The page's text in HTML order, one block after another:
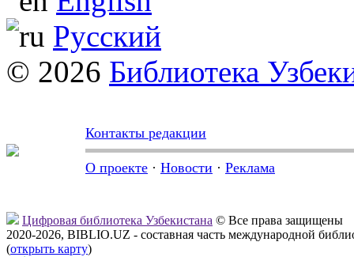
Русский
© 2026 Библиотека
Контакты редакции
О проекте · Новости · Реклама
Цифровая библиотека Узбекистана © Все права защищены
2020-2026, BIBLIO.UZ - составная часть международной
(открыть карту)